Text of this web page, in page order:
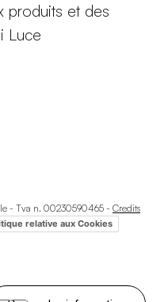
produits et des
Luce
- Tva n. 00230590465 - Credits
relative aux Cookies